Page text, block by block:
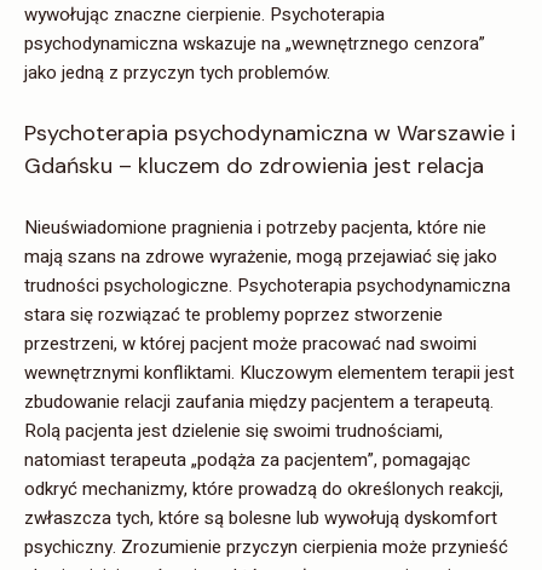
wywołując znaczne cierpienie. Psychoterapia
psychodynamiczna wskazuje na „wewnętrznego cenzora”
jako jedną z przyczyn tych problemów.
Psychoterapia psychodynamiczna w Warszawie i
Gdańsku – kluczem do zdrowienia jest relacja
Nieuświadomione pragnienia i potrzeby pacjenta, które nie
mają szans na zdrowe wyrażenie, mogą przejawiać się jako
trudności psychologiczne. Psychoterapia psychodynamiczna
stara się rozwiązać te problemy poprzez stworzenie
przestrzeni, w której pacjent może pracować nad swoimi
wewnętrznymi konfliktami. Kluczowym elementem terapii jest
zbudowanie relacji zaufania między pacjentem a terapeutą.
Rolą pacjenta jest dzielenie się swoimi trudnościami,
natomiast terapeuta „podąża za pacjentem”, pomagając
odkryć mechanizmy, które prowadzą do określonych reakcji,
zwłaszcza tych, które są bolesne lub wywołują dyskomfort
psychiczny. Zrozumienie przyczyn cierpienia może przynieść